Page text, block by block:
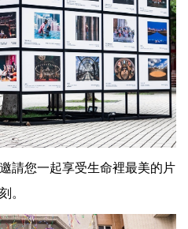
請您一起享受生命裡最美的片
刻。